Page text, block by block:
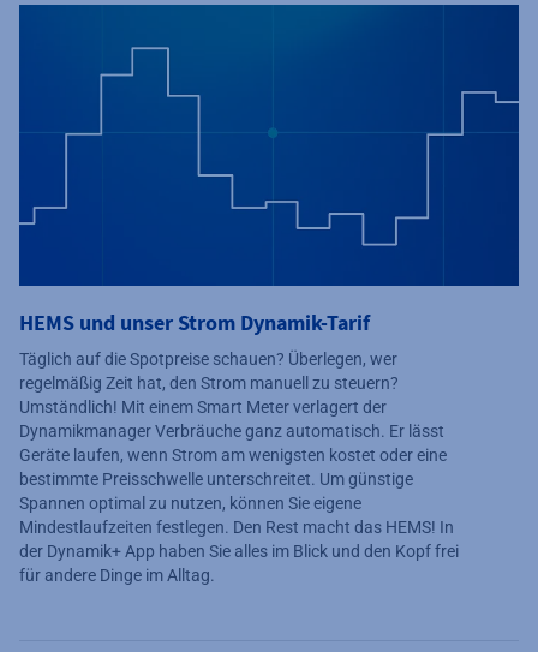
HEMS und unser Strom Dynamik-Tarif
Täglich auf die Spotpreise schauen? Überlegen, wer
regelmäßig Zeit hat, den Strom manuell zu steuern?
Umständlich! Mit einem Smart Meter verlagert der
Dynamikmanager Verbräuche ganz automatisch. Er lässt
Geräte laufen, wenn Strom am wenigsten kostet oder eine
bestimmte Preisschwelle unterschreitet. Um günstige
Spannen optimal zu nutzen, können Sie eigene
Mindestlaufzeiten festlegen. Den Rest macht das HEMS! In
der Dynamik+ App haben Sie alles im Blick und den Kopf frei
für andere Dinge im Alltag.